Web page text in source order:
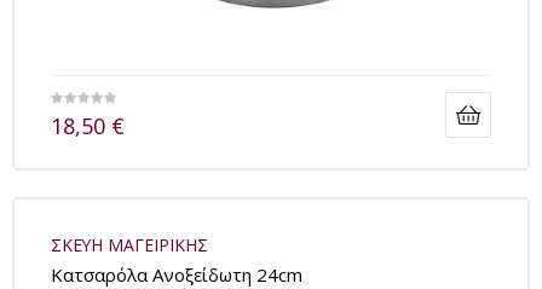
18,50 €
ΣΚΕΥΗ ΜΑΓΕΙΡΙΚΗΣ
Kατσαρόλα Ανοξείδωτη 24cm